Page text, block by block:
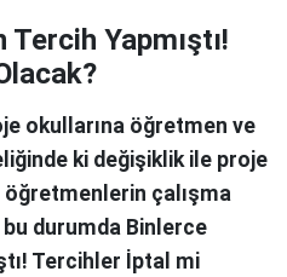
Yapmıştı!
okullarına öğretmen ve
ki değişiklik ile proje
öğretmenlerin çalışma
bu durumda Binlerce
Tercihler İptal mi